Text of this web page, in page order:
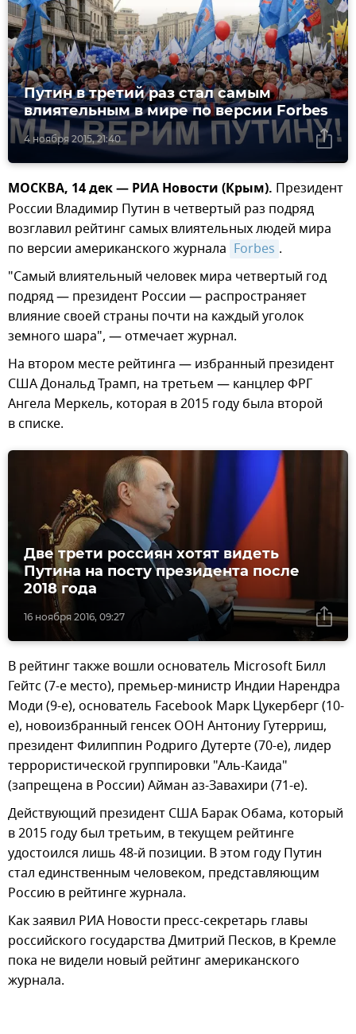
4 ноября 2015, 21:40
Путин в третий раз стал самым
влиятельным в мире по версии Forbes
МОСКВА, 14 дек — РИА Новости (Крым). Президент
России Владимир Путин в четвертый раз подряд
возглавил рейтинг самых влиятельных людей мира
по версии американского журнала Forbes .
"Самый влиятельный человек мира четвертый год
подряд — президент России — распространяет
влияние своей страны почти на каждый уголок
земного шара", — отмечает журнал.
На втором месте рейтинга — избранный президент
США Дональд Трамп, на третьем — канцлер ФРГ
Ангела Меркель, которая в 2015 году была второй
в списке.
16 ноября 2016, 09:27
Две трети россиян хотят видеть
Путина на посту президента после
2018 года
В рейтинг также вошли основатель Microsoft Билл
Гейтс (7-е место), премьер-министр Индии Нарендра
Моди (9-е), основатель Facebook Марк Цукерберг (10-
е), новоизбранный генсек ООН Антониу Гутерриш,
президент Филиппин Родриго Дутерте (70-е), лидер
террористической группировки "Аль-Каида"
(запрещена в России) Айман аз-Завахири (71-е).
Действующий президент США Барак Обама, который
в 2015 году был третьим, в текущем рейтинге
удостоился лишь 48-й позиции. В этом году Путин
стал единственным человеком, представляющим
Россию в рейтинге журнала.
Как заявил РИА Новости пресс-секретарь главы
российского государства Дмитрий Песков, в Кремле
пока не видели новый рейтинг американского
журнала.